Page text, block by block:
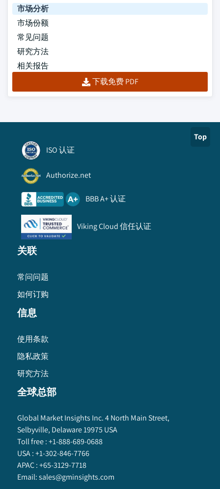
市场分析
市场份额
常见问题
研究方法
相关报告
下载免费 PDF
Top
ISO 认证
Authorize.net
BBB A+ 认证
Viking Cloud 信任认证
关联
常问问题
如何订购
信息
使用条款
隐私政策
研究方法
全球总部
Global Market Insights Inc. 4 North Main Street,
Selbyville, Delaware 19975 USA
Toll free :+1-888-689-0688
USA :+1-302-846-7766
APAC :+65-3129-7718
Email:sales@gminsights.com